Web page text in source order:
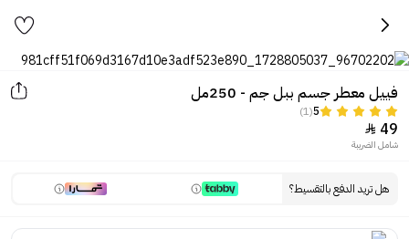
فييل معطر جسم ببل جم - 250مل
5
(1)
49

شامل الضريبة
هل تريد الدفع بالتقسيط؟